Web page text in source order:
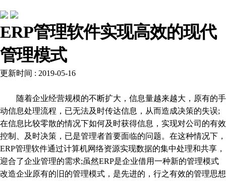
ERP管理软件实现高效的现代
管理模式
更新时间 : 2019-05-16
随着企业经营规模的不断扩大，信息量越来越大，原有的手
动信息处理流程，已无法及时传达信息，从而造成决策的失误;
在信息比较零散的情况下如何及时获得信息，实现对公司的有效
控制、及时决策，已是管理者首要面临的问题。在这种情况下，
ERP管理软件通过计算机网络资源实现数据的集中处理和共享，
迎合了企业管理的需求;虽然ERP是企业借用一种新的管理模式
改造企业原有的旧的管理模式，是先进的，行之有效的管理思想